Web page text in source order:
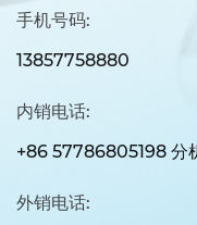
手机号码:
13857758880
内销电话:
+86 57786805198 分
外销电话: